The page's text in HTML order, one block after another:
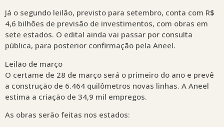
Já o segundo leilão, previsto para setembro, conta com R$
4,6 bilhões de previsão de investimentos, com obras em
sete estados. O edital ainda vai passar por consulta
pública, para posterior confirmação pela Aneel.
Leilão de março
O certame de 28 de março será o primeiro do ano e prevê
a construção de 6.464 quilômetros novas linhas. A Aneel
estima a criação de 34,9 mil empregos.
As obras serão feitas nos estados: